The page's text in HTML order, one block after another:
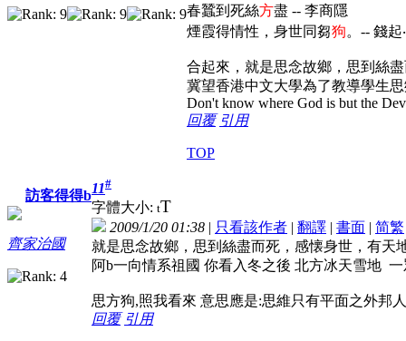
春蠶到死絲方盡 -- 李商隱
煙霞得情性，身世同芻狗。-- 錢起
合起來，就是思念故鄉，思到絲
冀望香港中文大學為了教導學生
Don't know where God is but the
回覆 引用
TOP
訪客得得b
齊家治國
11#
字體大小: tT
2009/1/20 01:38 | 只看該作者 | 翻譯 | 書面 | 简繁
就是思念故鄉，思到絲盡而死，感懐身世，有天
阿b一向情系祖國 你看入冬之後 北方冰天雪地
思方狗,照我看來 意思應是:思維只有平面之外邦
回覆 引用